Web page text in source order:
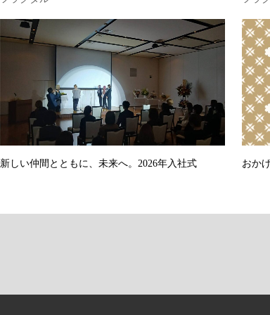
新しい仲間とともに、未来へ。2026年入社式 おか